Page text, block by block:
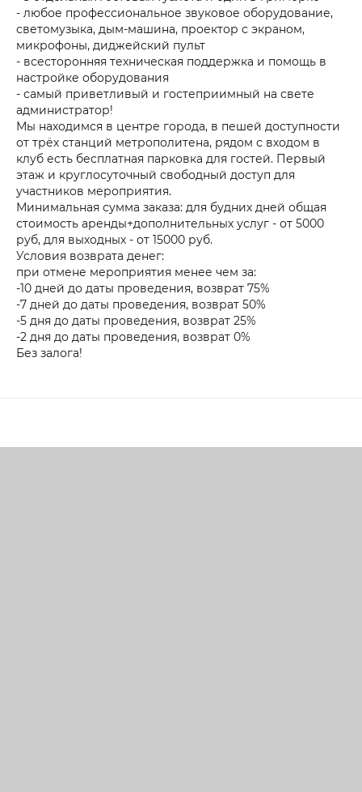
- любое профессиональное звуковое оборудование,
светомузыка, дым-машина, проектор с экраном,
микрофоны, диджейский пульт
- всесторонняя техническая поддержка и помощь в
настройке оборудования
- самый приветливый и гостеприимный на свете
администратор!
Мы находимся в центре города, в пешей доступности
от трёх станций метрополитена, рядом с входом в
клуб есть бесплатная парковка для гостей. Первый
этаж и круглосуточный свободный доступ для
участников мероприятия.
Минимальная сумма заказа: для будних дней общая
стоимость аренды+дополнительных услуг - от 5000
руб, для выходных - от 15000 руб.
Условия возврата денег:
при отмене мероприятия менее чем за:
-10 дней до даты проведения, возврат 75%
-7 дней до даты проведения, возврат 50%
-5 дня до даты проведения, возврат 25%
-2 дня до даты проведения, возврат 0%
Без залога!